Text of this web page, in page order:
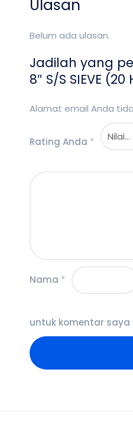
Ulasan
Belum ada ulasan.
Jadilah yang
8″ S/S SIEVE (20
Alamat email Anda
Rating Anda *
Nama *
untuk komentar saya